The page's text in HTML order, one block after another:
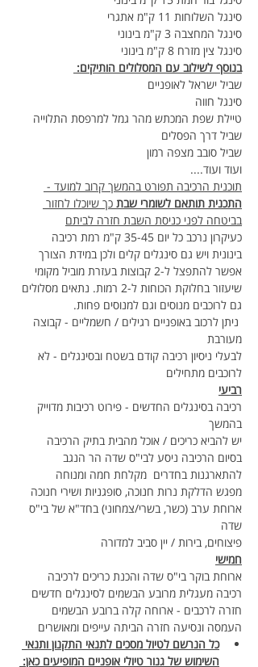
סינגל השלוחות 11 ק"מ אתגרי
סינגל המחצבה 3 ק"מ בינוני
סינגל צין מזרח 8 ק"מ בינוני
בנוסף לשילוב עם המסלולים הותיקים:
שביל ישראל לאופניים
סינגל חווה
טיילת שפת המכתש מהר גמל למרפסת התלוייה
שביל דרך הפסלים
שביל סובב מצפה רמון
ועוד ועוד....
תוכנית הרכיבה תפורט בהמשך קרוב למועד -
התכנית תותאם לשומרי שבת כך שיוכלו לחזור
בביטחה לפני כניסת השבת חזרה לביתם
כעיקרון נרכב כל יום 35-45 ק"מ רמת רכיבה
בינונית ויש גם סינגלים קלים ולכן במידת הצורך
אפשר להתפצל ל-2 קבוצות בעזרת מוביל מקומי
שיעזור בחלוקת הכוחות ל-2 רמות. נתאים מסלולים
גם לרוכבים מנוסים וגם למנוסים פחות.
ניתן לרכוב באופניים רגילים / חשמליים - קבוצה
מעורבת
לבעלי ניסיון רכיבה קודם בשטח ובסינגלים - לא
לרוכבים מתחילים
רביעי
רכיבה בסינגלים החדשים - פירוט רכיבות מדוייק
בהמשך
יש להביא כריכים / אוכל מהבית בתיק הרכיבה
בסיום הרכיבה ניסע לבי"ס שדה הר הנגב
להתארגנות בחדרים  מקלחת חמה ומנוחה
מפגש הדלקת נרות חנוכה, סופגניות ושירי חנוכה
ארוחת ערב (כשר, בשרי/צמחוני) בחד"א של בי"ס
שדה
פיצוחים, בירות / יין סביב למדורה
חמישי
ארוחת בוקר בי"ס שדה והכנת כריכים לרכיבה
רכיבה מעגלית מרובע הבשמים לסינגלים חדשים
חזרה לרכבים - ארוחה קלה ברובע הבשמים
העמסה ונסיעה חזרה הביתה עייפים ומאושרים
כל הנרשם לטיול מסכים לתנאי התקנון ותנאי
השימוש של גנור טיולי אופניים המופיעים כאן: